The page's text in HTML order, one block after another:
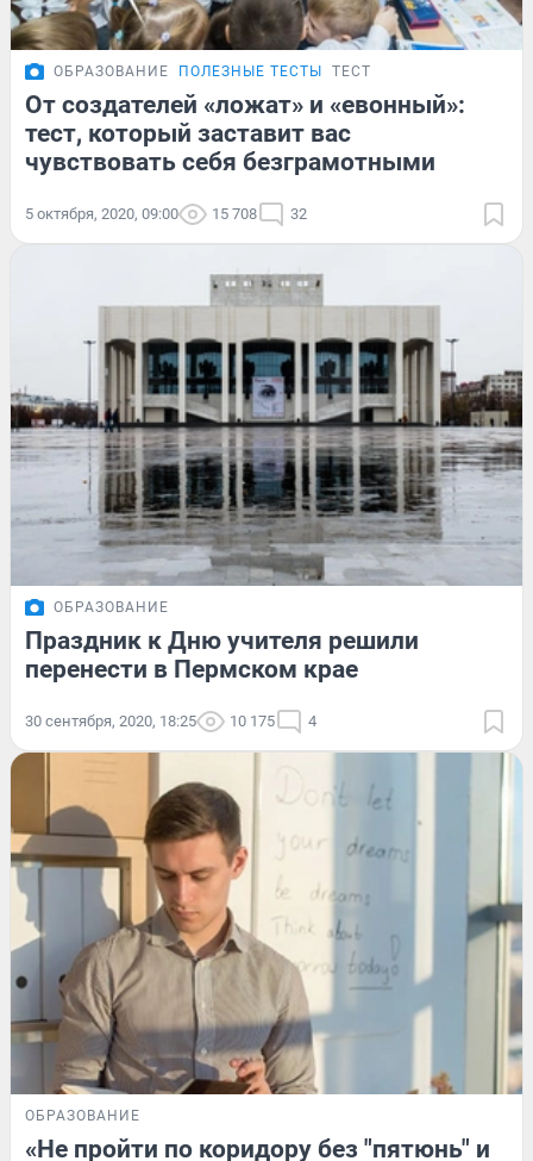
ОБРАЗОВАНИЕ ПОЛЕЗНЫЕ ТЕСТЫ ТЕСТ
От создателей «ложат» и «евонный»:
тест, который заставит вас
чувствовать себя безграмотными
5 октября, 2020, 09:00 15 708 32
ОБРАЗОВАНИЕ
Праздник к Дню учителя решили
перенести в Пермском крае
30 сентября, 2020, 18:25 10 175 4
ОБРАЗОВАНИЕ
«Не пройти по коридору без "пятюнь" и